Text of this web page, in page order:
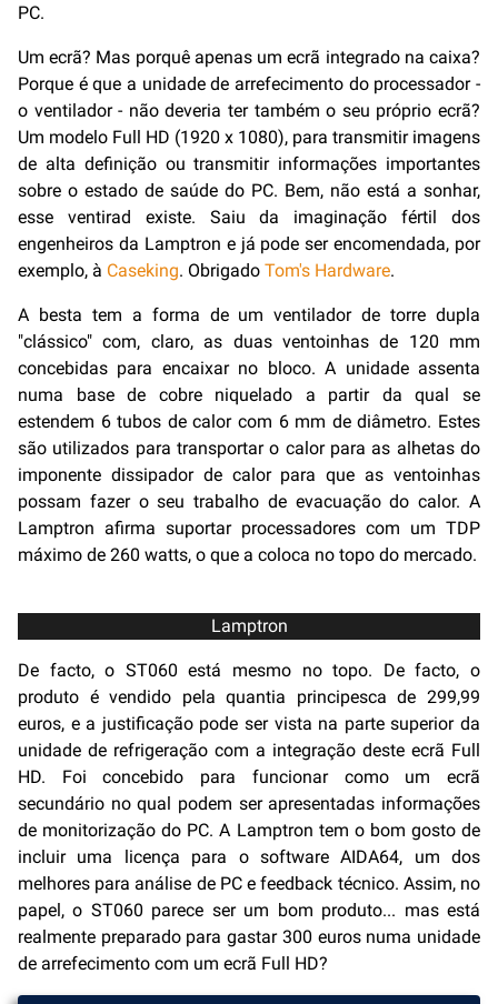
PC.
Um ecrã? Mas porquê apenas um ecrã integrado na caixa?
Porque é que a unidade de arrefecimento do processador -
o ventilador - não deveria ter também o seu próprio ecrã?
Um modelo Full HD (1920 x 1080), para transmitir imagens
de alta definição ou transmitir informações importantes
sobre o estado de saúde do PC. Bem, não está a sonhar,
esse ventirad existe. Saiu da imaginação fértil dos
engenheiros da Lamptron e já pode ser encomendada, por
exemplo, à Caseking. Obrigado Tom's Hardware.
A besta tem a forma de um ventilador de torre dupla
"clássico" com, claro, as duas ventoinhas de 120 mm
concebidas para encaixar no bloco. A unidade assenta
numa base de cobre niquelado a partir da qual se
estendem 6 tubos de calor com 6 mm de diâmetro. Estes
são utilizados para transportar o calor para as alhetas do
imponente dissipador de calor para que as ventoinhas
possam fazer o seu trabalho de evacuação do calor. A
Lamptron afirma suportar processadores com um TDP
máximo de 260 watts, o que a coloca no topo do mercado.
Lamptron
De facto, o ST060 está mesmo no topo. De facto, o
produto é vendido pela quantia principesca de 299,99
euros, e a justificação pode ser vista na parte superior da
unidade de refrigeração com a integração deste ecrã Full
HD. Foi concebido para funcionar como um ecrã
secundário no qual podem ser apresentadas informações
de monitorização do PC. A Lamptron tem o bom gosto de
incluir uma licença para o software AIDA64, um dos
melhores para análise de PC e feedback técnico. Assim, no
papel, o ST060 parece ser um bom produto... mas está
realmente preparado para gastar 300 euros numa unidade
de arrefecimento com um ecrã Full HD?